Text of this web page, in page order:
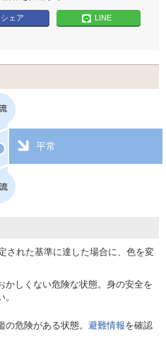
シェア LINE
平常
された基準に達した場合に、色を変
かしくない危険な状態。身の安全を
危険がある状態。 避難情報を確認